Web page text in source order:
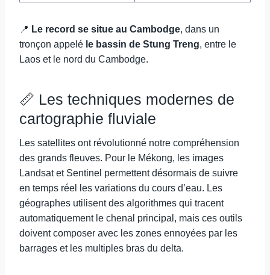
📍 Le record se situe au Cambodge, dans un
tronçon appelé le bassin de Stung Treng, entre le
Laos et le nord du Cambodge.
📏 Les techniques modernes de
cartographie fluviale
Les satellites ont révolutionné notre compréhension
des grands fleuves. Pour le Mékong, les images
Landsat et Sentinel permettent désormais de suivre
en temps réel les variations du cours d’eau. Les
géographes utilisent des algorithmes qui tracent
automatiquement le chenal principal, mais ces outils
doivent composer avec les zones ennoyées par les
barrages et les multiples bras du delta.